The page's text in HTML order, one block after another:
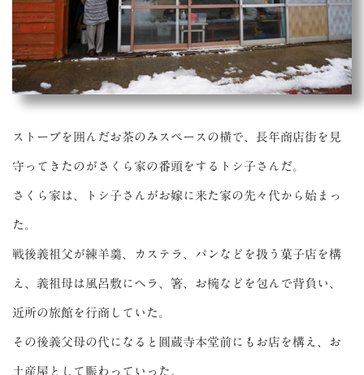
ストーブを囲んだお茶のみスペースの横で、長年商店街を見
守ってきたのがさくら家の番頭をするトシ子さんだ。
さくら家は、トシ子さんがお嫁に来た家の先々代から始まっ
た。
戦後義祖父が練羊羹、カステラ、パンなどを扱う菓子店を構
え、義祖母は風呂敷にヘラ、箸、お椀などを包んで背負い、
近所の旅館を行商していた。
その後義父母の代になると圓蔵寺本堂前にもお店を構え、お
土産屋として賑わっていった。